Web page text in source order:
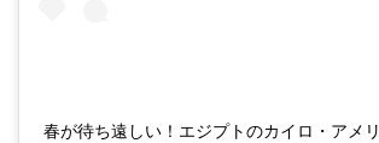
春が待ち遠しい！エジプトのカイロ・アメ